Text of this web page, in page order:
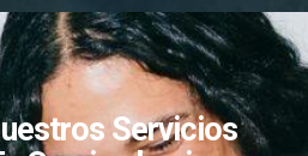
Servicios